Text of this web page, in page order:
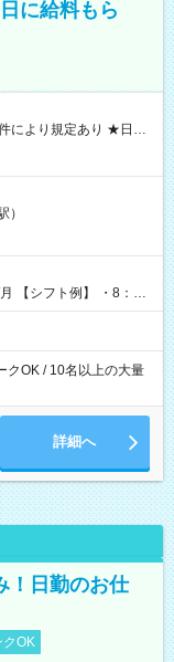
に給料もら
金GET♪ お仕事後はコ
期間】試
）
クOK / 10名以上の大量
詳細へ
！日勤のお仕
クOK